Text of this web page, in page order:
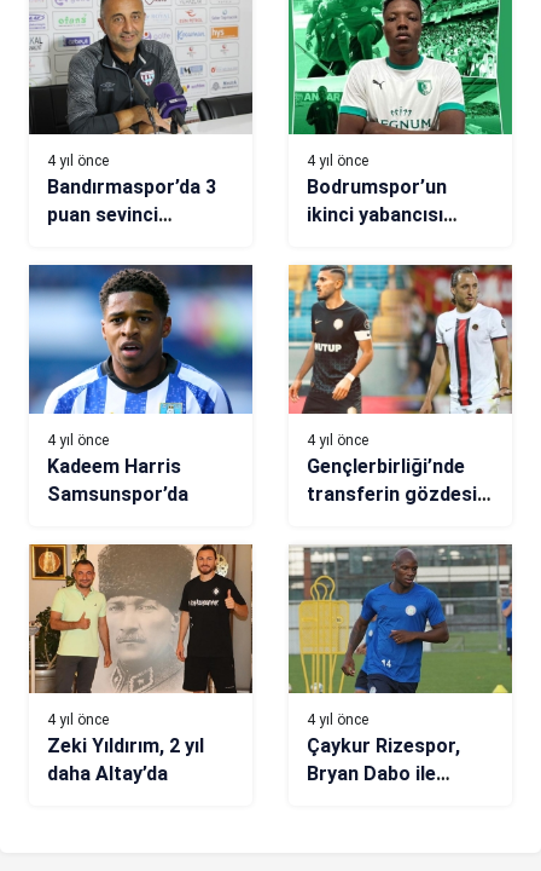
4 yıl önce
Bandırmaspor’da 3
puan sevinci
4 yıl önce
Bodrumspor’un
ikinci yabancısı
4 yıl önce
Kadeem Harris
Samsunspor’da
4 yıl önce
Gençlerbirliği’nde
transferin gözdesi
Metehan Mert
4 yıl önce
Zeki Yıldırım, 2 yıl
daha Altay’da
4 yıl önce
Çaykur Rizespor,
Bryan Dabo ile